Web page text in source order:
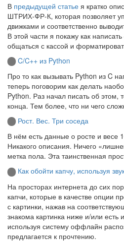
В предыдущей статье я кратко
ШТРИХ-ФР-К, которая позволяет
движками и соответственно
В этой части я покажу как
общаться с кассой и
C/C++ из Python
Про то как вызывать Python из C
теперь поговорим как делать
Python. Раз начал писать об этом,
конца. Тем более, что ни чего
Рост. Вес. Три соседа
В нём есть данные о росте и
Никакого описания. Ничего
метка пола. Эта таинственная
Как обойти капчу, используя
На просторах интернета до сих
капчи, которые в качестве опции
с картинки, нажав на
знакома картинка ниже и/или есть
используя систему оффлайн
предлагается к прочтению.